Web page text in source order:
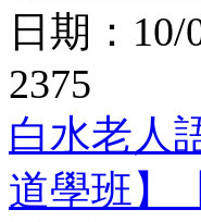
日期： 10/
2375
白水老人
道學班】